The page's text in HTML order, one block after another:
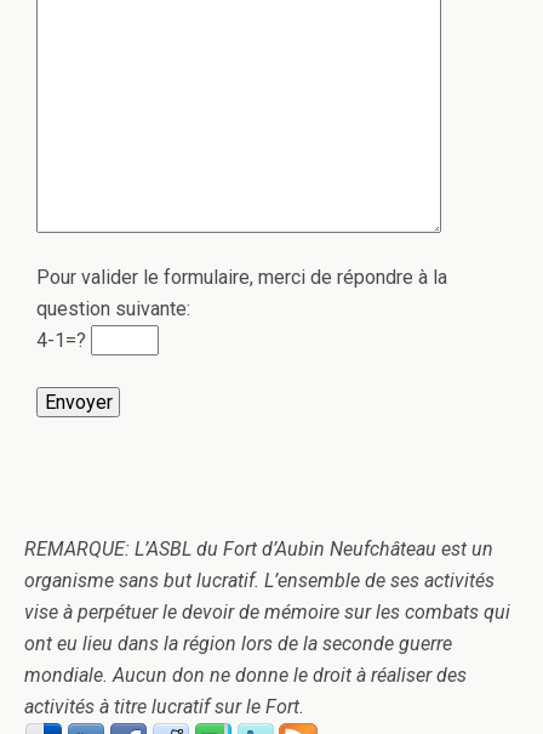
Pour valider le formulaire, merci de répondre à la
question suivante:
4-1=?
REMARQUE: L’ASBL du Fort d’Aubin Neufchâteau est un
organisme sans but lucratif. L’ensemble de ses activités
vise à perpétuer le devoir de mémoire sur les combats qui
ont eu lieu dans la région lors de la seconde guerre
mondiale. Aucun don ne donne le droit à réaliser des
activités à titre lucratif sur le Fort.